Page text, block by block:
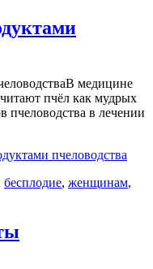
В медицине
пчёл как мудрых
пчеловодства в лечении
пчеловодства
бесплодие, женщинам,